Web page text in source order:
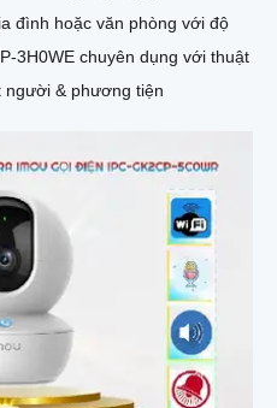
đình hoặc văn phòng với độ
3H0WE chuyên dụng với thuật
người & phương tiện